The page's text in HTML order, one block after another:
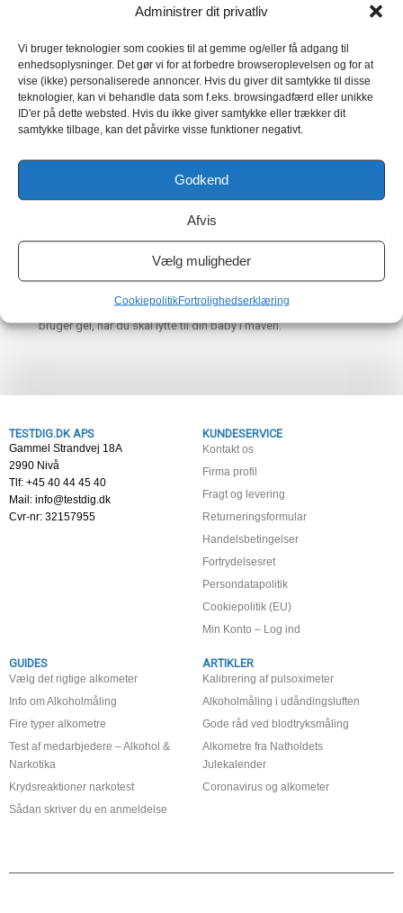
Administrer dit privatliv
Vi bruger teknologier som cookies til at gemme og/eller få adgang til
enhedsoplysninger. Det gør vi for at forbedre browseroplevelsen og for at
vise (ikke) personaliserede annoncer. Hvis du giver dit samtykke til disse
teknologier, kan vi behandle data som f.eks. browsingadfærd eller unikke
ID'er på dette websted. Hvis du ikke giver samtykke eller trækker dit
samtykke tilbage, kan det påvirke visse funktioner negativt.
Godkend
Afvis
Vælg muligheder
CookiepolitikFortrolighedserklæring
Ja, du kan tilslutte begge vores dopplere til din PC – sådan gør
Brug det medfølgende Minijackstik. Sæt den ene
ende i høretelefonudgangen på doppleren, og den
anden ende i din PC’s mikrofonindgang.
Åben en lydoptager på din PC. I Windows finder du
en under ”Tilbehør” (Windows)
hjertelyden fra din baby.
Skal man bruge Gel til at finde babyens hjertelyd?
meget nemmere at finde hjerterytmen. Derfor anbefaler vi, at du
bruger gel, når du skal lytte til din baby i maven.
TESTDIG.DK APS
Gammel Strandvej 18A
2990 Nivå
Tlf: +45 40 44 45 40
Mail: info@testdig.dk
Cvr-nr: 32157955
KUNDESERVICE
Kontakt os
Firma profil
Fragt og levering
Returneringsformular
Handelsbetingelser
Fortrydelsesret
Persondatapolitik
Cookiepolitik (EU)
Min Konto – Log ind
GUIDES
Vælg det rigtige alkometer
Info om Alkoholmåling
Fire typer alkometre
Test af medarbjedere – Alkohol &
Narkotika
Krydsreaktioner narkotest
Sådan skriver du en anmeldelse
ARTIKLER
Kalibrering af pulsoximeter
Alkoholmåling i udåndingsluften
Gode råd ved blodtryksmåling
Alkometre fra Natholdets
Julekalender
Coronavirus og alkometer